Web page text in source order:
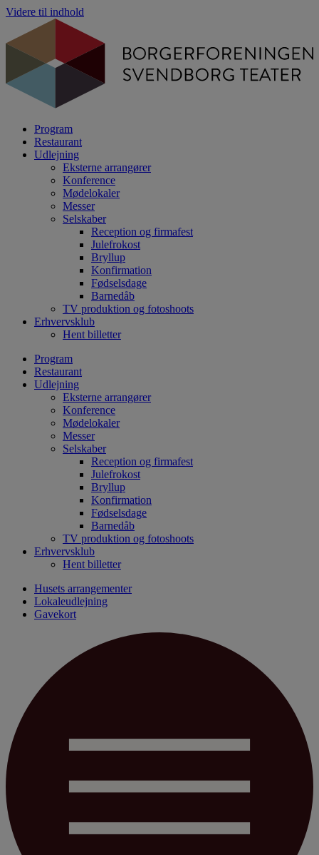
Videre til indhold
Program
Restaurant
Udlejning
Eksterne arrangører
Konference
Mødelokaler
Messer
Selskaber
Reception og firmafest
Julefrokost
Bryllup
Konfirmation
Fødselsdage
Barnedåb
TV produktion og fotoshoots
Erhvervsklub
Hent billetter
Program
Restaurant
Udlejning
Eksterne arrangører
Konference
Mødelokaler
Messer
Selskaber
Reception og firmafest
Julefrokost
Bryllup
Konfirmation
Fødselsdage
Barnedåb
TV produktion og fotoshoots
Erhvervsklub
Hent billetter
Husets arrangementer
Lokaleudlejning
Gavekort